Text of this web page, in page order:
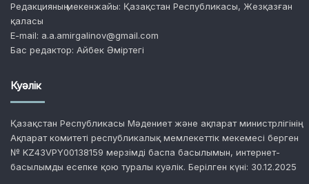
Редакцияның мекенжайы: Қазақстан Республикасы, Жезқазған
қаласы
E-mail: a.a.amirgalinov@gmail.com
Бас редактор: Айбек Әміртегі
Куәлік
Қазақстан Республикасы Мәдениет және ақпарат министрлігінің
Ақпарат комитеті республикалық мемлекеттік мекемесі берген
№ KZ43VPY00138159 мерзімді баспа басылымын, интернет-
басылымды есепке қою туралы куәлік. Берілген күні: 30.12.2025